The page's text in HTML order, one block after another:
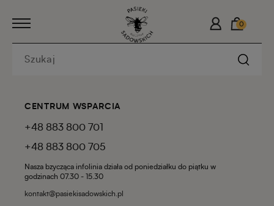
0
CENTRUM WSPARCIA
+48 883 800 701
+48 883 800 705
Nasza bzycząca infolinia działa od poniedziałku do piątku w
godzinach 07.30 - 15.30
kontakt@pasiekisadowskich.pl